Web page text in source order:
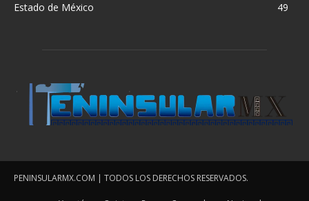
Estado de México
49
PENINSULARMX.COM | TODOS LOS DERECHOS RESERVADOS.